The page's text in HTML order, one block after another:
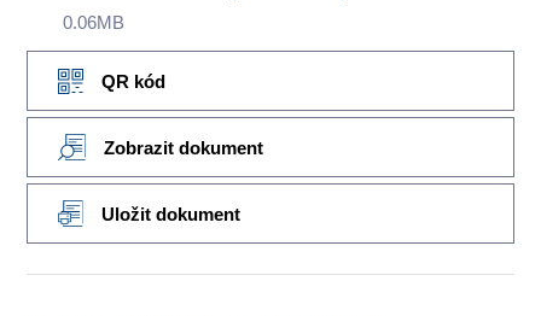
0.06MB
QR kód
Zobrazit dokument
Uložit dokument